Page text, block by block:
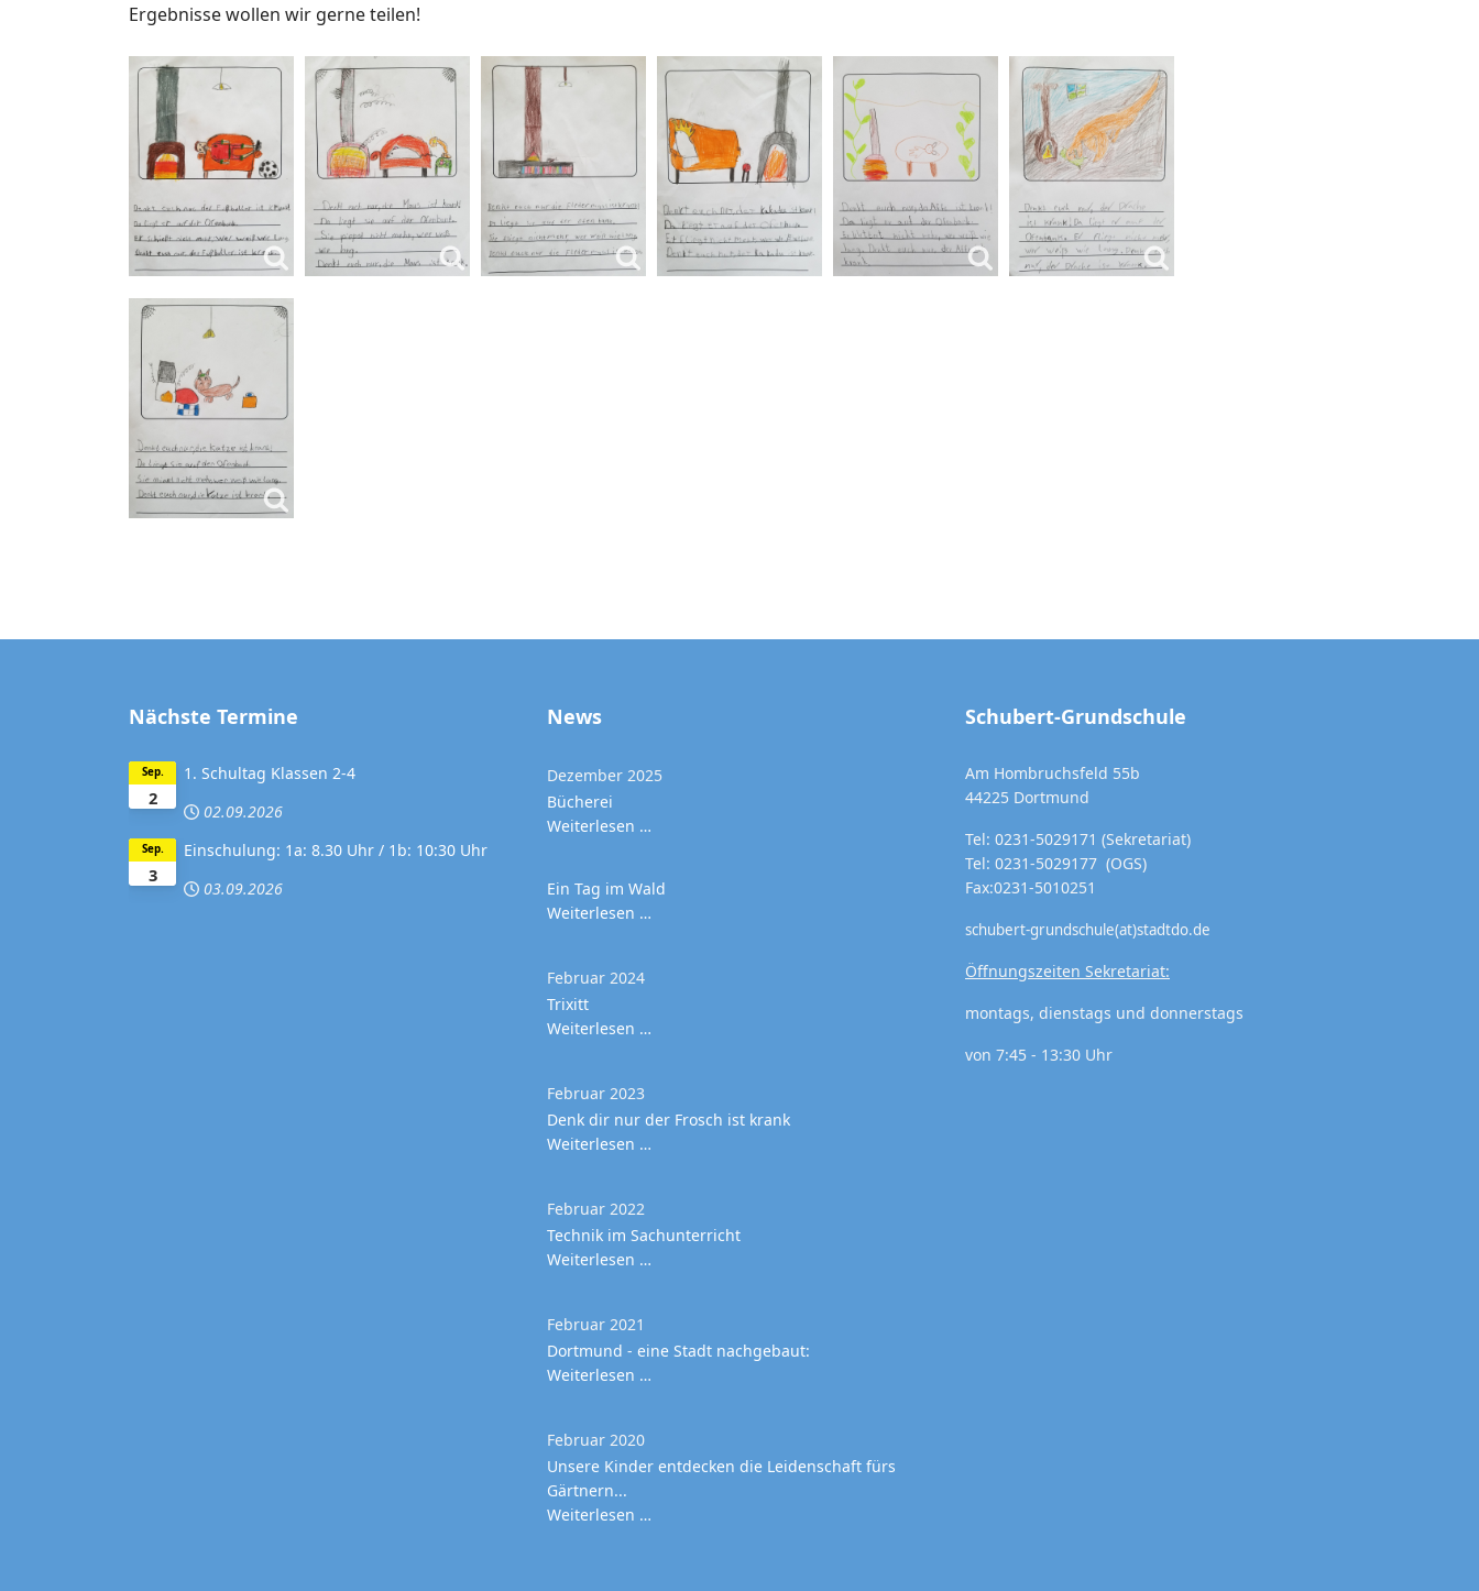
Ergebnisse wollen wir gerne teilen!
Nächste Termine
2
Sep.
1. Schultag Klassen 2-4
02.09.2026
3
Sep.
Einschulung: 1a: 8.30 Uhr / 1b: 10:30 Uhr
03.09.2026
News
Dezember 2025
Bücherei
Weiterlesen …
Ein Tag im Wald
Weiterlesen …
Februar 2024
Trixitt
Weiterlesen …
Februar 2023
Denk dir nur der Frosch ist krank
Weiterlesen …
Februar 2022
Technik im Sachunterricht
Weiterlesen …
Februar 2021
Dortmund - eine Stadt nachgebaut:
Weiterlesen …
Februar 2020
Unsere Kinder entdecken die Leidenschaft fürs
Gärtnern...
Weiterlesen …
Schubert-Grundschule
Am Hombruchsfeld 55b
44225 Dortmund
Tel: 0231-5029171 (Sekretariat)
Tel: 0231-5029177 (OGS)
Fax:0231-5010251
schubert-grundschule(at)stadtdo.de
Öffnungszeiten Sekretariat:
montags, dienstags und donnerstags
von 7:45 - 13:30 Uhr